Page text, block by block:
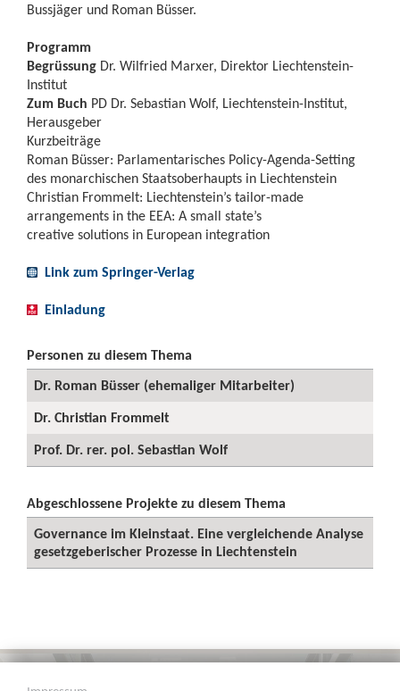
Bussjäger und Roman Büsser.
Programm
Begrüssung Dr. Wilfried Marxer, Direktor Liechtenstein-
Institut
Zum Buch PD Dr. Sebastian Wolf, Liechtenstein-Institut,
Herausgeber
Kurzbeiträge
Roman Büsser: Parlamentarisches Policy-Agenda-Setting
des monarchischen Staatsoberhaupts in Liechtenstein
Christian Frommelt: Liechtenstein’s tailor-made
arrangements in the EEA: A small state’s
creative solutions in European integration
Link zum Springer-Verlag
Einladung
Personen zu diesem Thema
Dr. Roman Büsser (ehemaliger Mitarbeiter)
Dr. Christian Frommelt
Prof. Dr. rer. pol. Sebastian Wolf
Abgeschlossene Projekte zu diesem Thema
Governance im Kleinstaat. Eine vergleichende Analyse
gesetzgeberischer Prozesse in Liechtenstein